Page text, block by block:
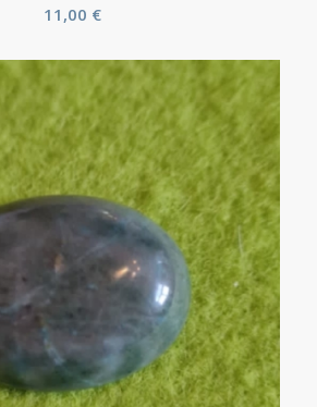
11,00 €